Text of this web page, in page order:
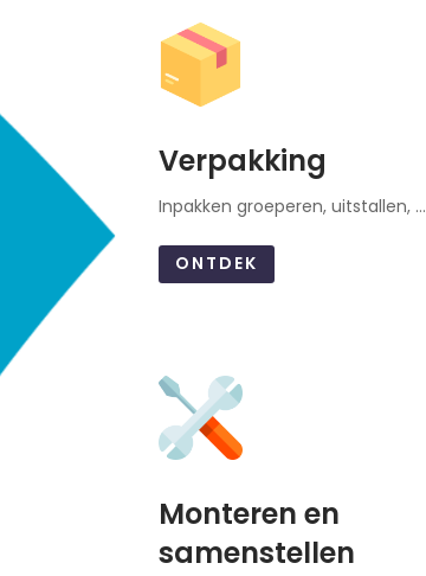
Verpakking
Inpakken groeperen, uitstallen, …
ONTDEK
Monteren en
samenstellen